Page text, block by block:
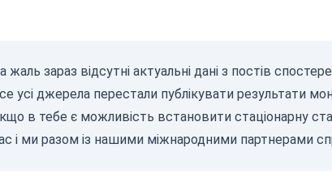
жаль зараз відсутні актуальні дані з постів
усі джерела перестали публікувати результати
в тебе є можливість встановити стаціонарну
і ми разом із нашими міжнародними партнерами